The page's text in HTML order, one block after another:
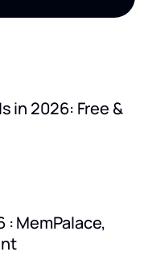
in 2026: Free &
: MemPalace,